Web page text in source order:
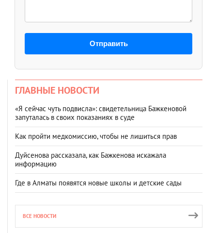
Отправить
ГЛАВНЫЕ НОВОСТИ
«Я сейчас чуть подвисла»: свидетельница Бажкеновой
запуталась в своих показаниях в суде
Как пройти медкомиссию, чтобы не лишиться прав
Дуйсенова рассказала, как Бажкенова искажала
информацию
Где в Алматы появятся новые школы и детские сады
ВСЕ НОВОСТИ